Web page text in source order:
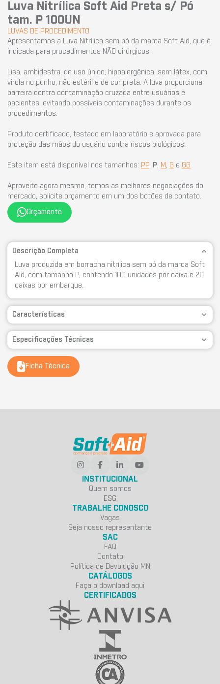
Luva Nitrílica Soft Aid Preta s/ Pó
tam. P 100UN
LUVAS DE PROCEDIMENTO
Apresentamos a Luva Nitrílica sem pó da marca Soft Aid, que é
indicada para procedimentos NÃO cirúrgicos.
Lisa, ambidestra, de uso único, hipoalergênica, sem látex, com
virola no punho, não estéril e de cor preta. A luva proporciona
barreira contra contaminação cruzada entre usuários e
pacientes, evitando possíveis contaminações durante os
procedimentos.
Produto certificado, testado em laboratório e aprovada para
proteção das mãos do usuário contra riscos biológicos.
Este item está disponível nos tamanhos: PP, P, M , G e GG
Aproveite agora mesmo, temos as melhores negociações do
mercado, solicite orçamento em um dos botões de contato.
Orçamento
Descrição Completa
Luva produzida em borracha nitrílica sem pó da marca Soft
Aid, com tamanho P, contendo 100 unidades por caixa e 20
caixas por embarque.
Características
Especificações Técnicas
Ficha Técnica
INSTITUCIONAL
Quem somos
ESG
TRABALHE CONOSCO
Vagas
Seja nosso representante
SAC
FAQ
Contato
Política de Devolução MN
CATÁLOGOS
Faça o download aqui
CERTIFICADOS